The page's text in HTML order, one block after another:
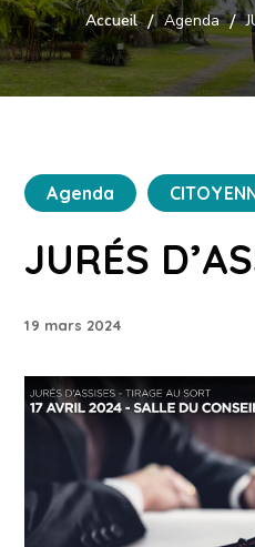
Accueil Agenda
Agenda
JURÉS
19 mars 2024